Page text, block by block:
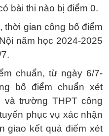
bài thi nào bị điểm 0.
thời gian công bố điểm
năm học 2024-2025
chuẩn, từ ngày 6/7-
bố điểm chuẩn xét
và trường THPT công
phục vụ xác nhận
giao kết quả điểm xét